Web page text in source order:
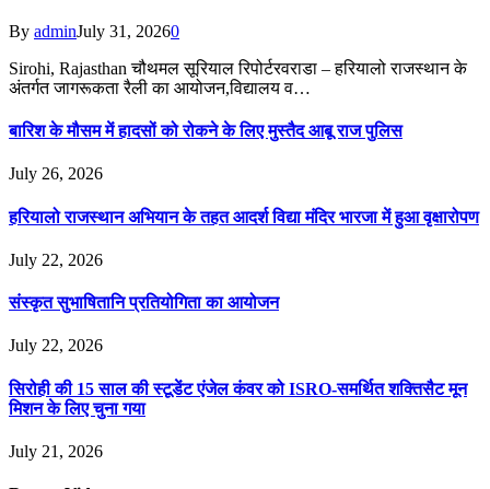
By adminJuly 31, 20260
Sirohi, Rajasthan चौथमल सूरियाल रिपोर्टरवराडा – हरियालो राजस्थान के
अंतर्गत जागरूकता रैली का आयोजन,विद्यालय व…
बारिश के मौसम में हादसों को रोकने के लिए मुस्तैद आबू राज पुलिस
July 26, 2026
हरियालो राजस्थान अभियान के तहत आदर्श विद्या मंदिर भारजा में हुआ वृक्षारोपण
July 22, 2026
संस्कृत सुभाषितानि प्रतियोगिता का आयोजन
July 22, 2026
सिरोही की 15 साल की स्टूडेंट एंजेल कंवर को ISRO-समर्थित शक्तिसैट मून
मिशन के लिए चुना गया
July 21, 2026